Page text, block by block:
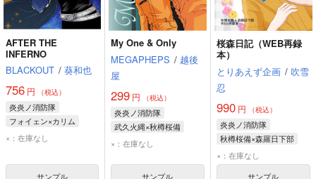
AFTER THE
INFERNO
BLACKOUT / 葵和也
756 円 （税込）
炎炎ノ消防隊
フォイェン×カリム
カリム・フラム
×：在庫なし
サンプル
My One & Only
MEGAPHEPS / 越後
屋
299 円 （税込）
炎炎ノ消防隊
武久火縄×秋樽桜備
秋樽桜備
×：在庫なし
サンプル
桜森日記（WEB再録
本）
とりあえず企画 / 吹雪
忍
990円 （税込）
炎炎ノ消防隊
秋樽桜備×森羅日下部
秋樽桜備
×：在庫なし
サンプル